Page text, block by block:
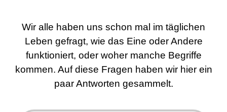
Wir alle haben uns schon mal im täglichen
Leben gefragt, wie das Eine oder Andere
funktioniert, oder woher manche Begriffe
kommen. Auf diese Fragen haben wir hier ein
paar Antworten gesammelt.